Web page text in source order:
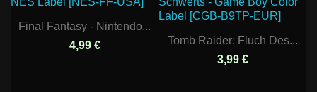
Final Fantasy - Nintendo...
4,99 €
Tomb Raider: Fluch Des...
3,99 €